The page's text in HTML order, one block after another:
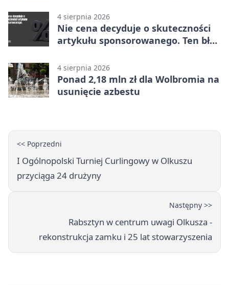
4 sierpnia 2026
Nie cena decyduje o skuteczności
artykułu sponsorowanego. Ten błąd
4 sierpnia 2026
Ponad 2,18 mln zł dla Wolbromia na
usunięcie azbestu
<< Poprzedni
I Ogólnopolski Turniej Curlingowy w Olkuszu
przyciąga 24 drużyny
Następny >>
Rabsztyn w centrum uwagi Olkusza -
rekonstrukcja zamku i 25 lat stowarzyszenia